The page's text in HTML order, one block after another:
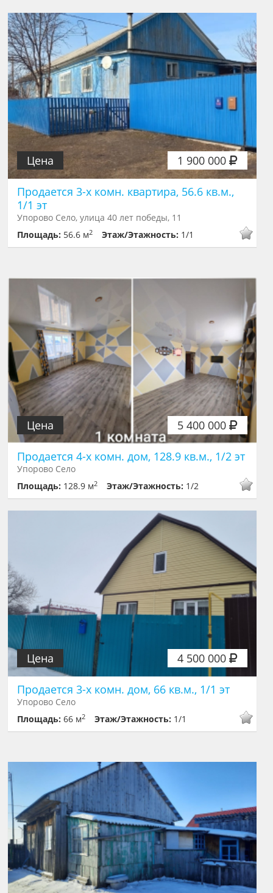
1 900 000
Цена
Продается 3-х комн. квартира, 56.6 кв.м.,
1/1 эт
Упорово Село, улица 40 лет победы, 11
Площадь: 56.6 м2 Этаж/Этажность: 1/1
5 400 000
Цена
Продается 4-х комн. дом, 128.9 кв.м., 1/2 эт
Упорово Село
Площадь: 128.9 м2 Этаж/Этажность: 1/2
4 500 000
Цена
Продается 3-х комн. дом, 66 кв.м., 1/1 эт
Упорово Село
Площадь:66 м2 Этаж/Этажность: 1/1